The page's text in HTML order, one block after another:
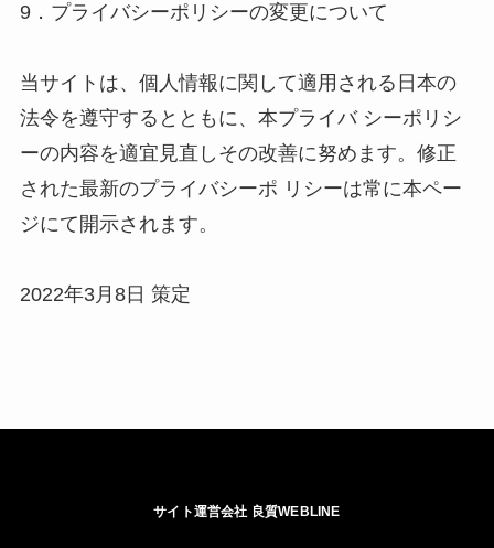
9．プライバシーポリシーの変更について
当サイトは、個人情報に関して適用される日本の
法令を遵守するとともに、本プライバ シーポリシ
ーの内容を適宜見直しその改善に努めます。修正
された最新のプライバシーポ リシーは常に本ペー
ジにて開示されます。
2022年3月8日 策定
サイト運営会社 良質WEBLINE